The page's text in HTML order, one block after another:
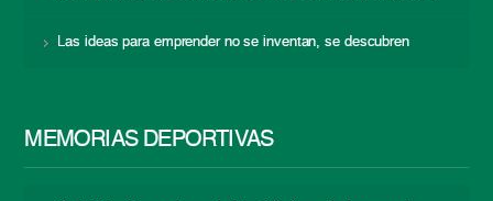
Las ideas para emprender no se inventan, se descubren
MEMORIAS DEPORTIVAS